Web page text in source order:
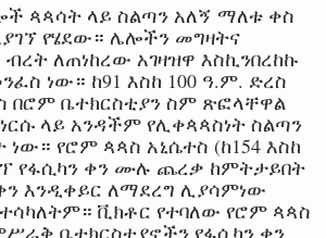
ጳጳሳት ላይ ስልጣን አለኝ ማለቱ ቀስ
የሄደው። ሌሎችን መግዛትና
ለጠነከረው አገዛዝዋ እስኪንበረከኩ
ነው። ከ91 እስከ 100 ዓ.ም. ድረስ
በሮም ቤተክርስቲያን ስም ጽፎላቸዋል
ላይ አንዳችም የሊቀጳጳስነት ስልጣን
የሮም ጳጳስ አኒሴተስ (ከ154 እስከ
የፋሲካን ቀን ሙሉ ጨረቃ ከምትታይበት
እንዲቀይር ለማደረግ ሊያሳምነው
ቪክቶር የተባለው የሮም ጳጳስ
ቤተክርስቲያኖችን የፋሲካን ቀን